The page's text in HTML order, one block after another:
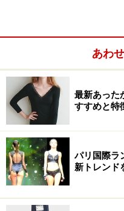
あわ
最新あった
すすめと特
パリ国際ラ
新トレンド